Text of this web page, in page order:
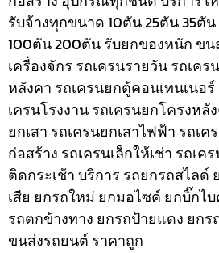
รับจ้างทุกขนาด 10ตัน 25ตัน 35ตั
100ตัน 200ตัน รับยกของหนัก ข
เครื่องจักร รถเครนรายวัน รถเค
หลังคา รถเครนยกตู้คอนเทนเนอ
เครนโรงงาน รถเครนยกโครงหลั
ยกเสา รถเครนยกเสาไฟฟ้า รถเ
ก่อสร้าง รถเครนเล็กให้เช่า รถเค
ติดกระเช้าบริการ รถยกรถสไลด์
เสีย ยกรถใหม่ ยกมอไซค์ ยกบิ๊กไ
รถตกข้างทาง ยกรถป้ายแดง ยกร
ขนส่งรถยนต์ ราคาถูก